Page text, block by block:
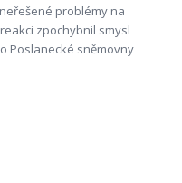
problémy na
zpochybnil smysl
Poslanecké sněmovny